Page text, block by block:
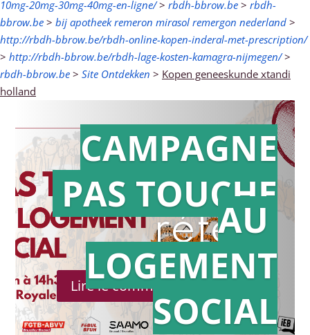
10mg-20mg-30mg-40mg-en-ligne/> rbdh-bbrow.be > rbdh-
bbrow.be > bij apotheek remeron mirasol remergon nederland >
http://rbdh-bbrow.be/rbdh-online-kopen-inderal-met-prescription/
> http://rbdh-bbrow.be/rbdh-lage-kosten-kamagra-nijmegen/>
rbdh-bbrow.be > Site Ontdekken > Kopen geneeskunde xtandi
holland
Action en
référé
Lire le communiqué de presse
CAMPAGNE
PAS TOUCHE
AU
LOGEMENT
SOCIAL